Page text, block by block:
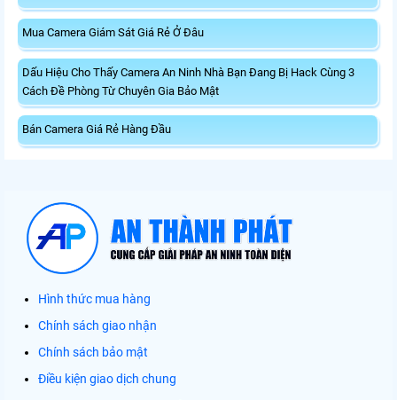
Mua Camera Giám Sát Giá Rẻ Ở Đâu
Dấu Hiệu Cho Thấy Camera An Ninh Nhà Bạn Đang Bị Hack Cùng 3
Cách Đề Phòng Từ Chuyên Gia Bảo Mật
Bán Camera Giá Rẻ Hàng Đầu
Hình thức mua hàng
Chính sách giao nhận
Chính sách bảo mật
Điều kiện giao dịch chung